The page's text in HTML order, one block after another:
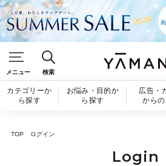
メニュー 検索
カテゴリーか
ら探す
お悩み・目的か
ら探す
広告・
から
TOP ログイン
Login